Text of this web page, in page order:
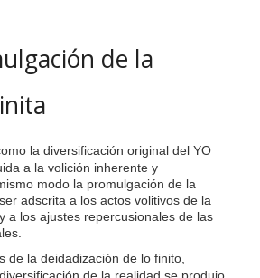
de la
la diversificación original del YO
a la volición inherente y
modo la promulgación de la
adscrita a los actos volitivos de la
a los ajustes repercusionales de las
de la deidadización de lo finito,